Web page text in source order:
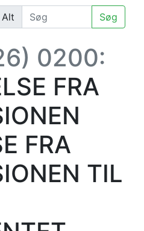
Alt Søg
0200:
FRA
FRA
TIL